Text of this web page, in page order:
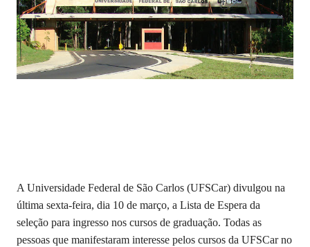
A Universidade Federal de São Carlos (UFSCar) divulgou na
última sexta-feira, dia 10 de março, a Lista de Espera da
seleção para ingresso nos cursos de graduação. Todas as
pessoas que manifestaram interesse pelos cursos da UFSCar no